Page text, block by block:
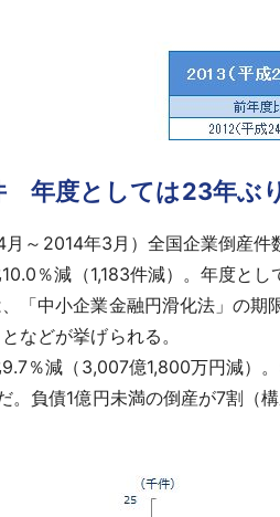
年度としては23年ぶ
～2014年3月）全国企業倒産件
％減（1,183件減）。年度と
「中小企業金融円滑化法」の
などが挙げられる。
％減（3,007億1,800万円減）
。負債1億円未満の倒産が7割（